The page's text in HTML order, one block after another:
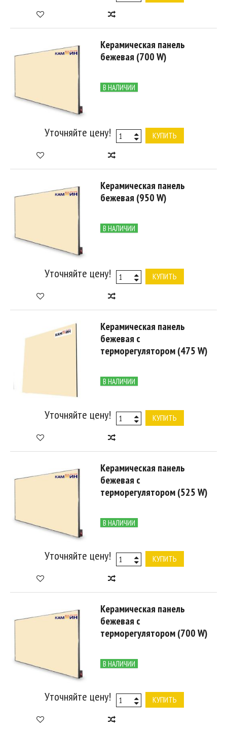
Керамическая панель
бежевая (700 W)
В НАЛИЧИИ
Уточняйте цену! КУПИТЬ
Керамическая панель
бежевая (950 W)
В НАЛИЧИИ
Уточняйте цену! КУПИТЬ
Керамическая панель
бежевая с
терморегулятором (475 W)
В НАЛИЧИИ
Уточняйте цену! КУПИТЬ
Керамическая панель
бежевая с
терморегулятором (525 W)
В НАЛИЧИИ
Уточняйте цену! КУПИТЬ
Керамическая панель
бежевая с
терморегулятором (700 W)
В НАЛИЧИИ
Уточняйте цену! КУПИТЬ